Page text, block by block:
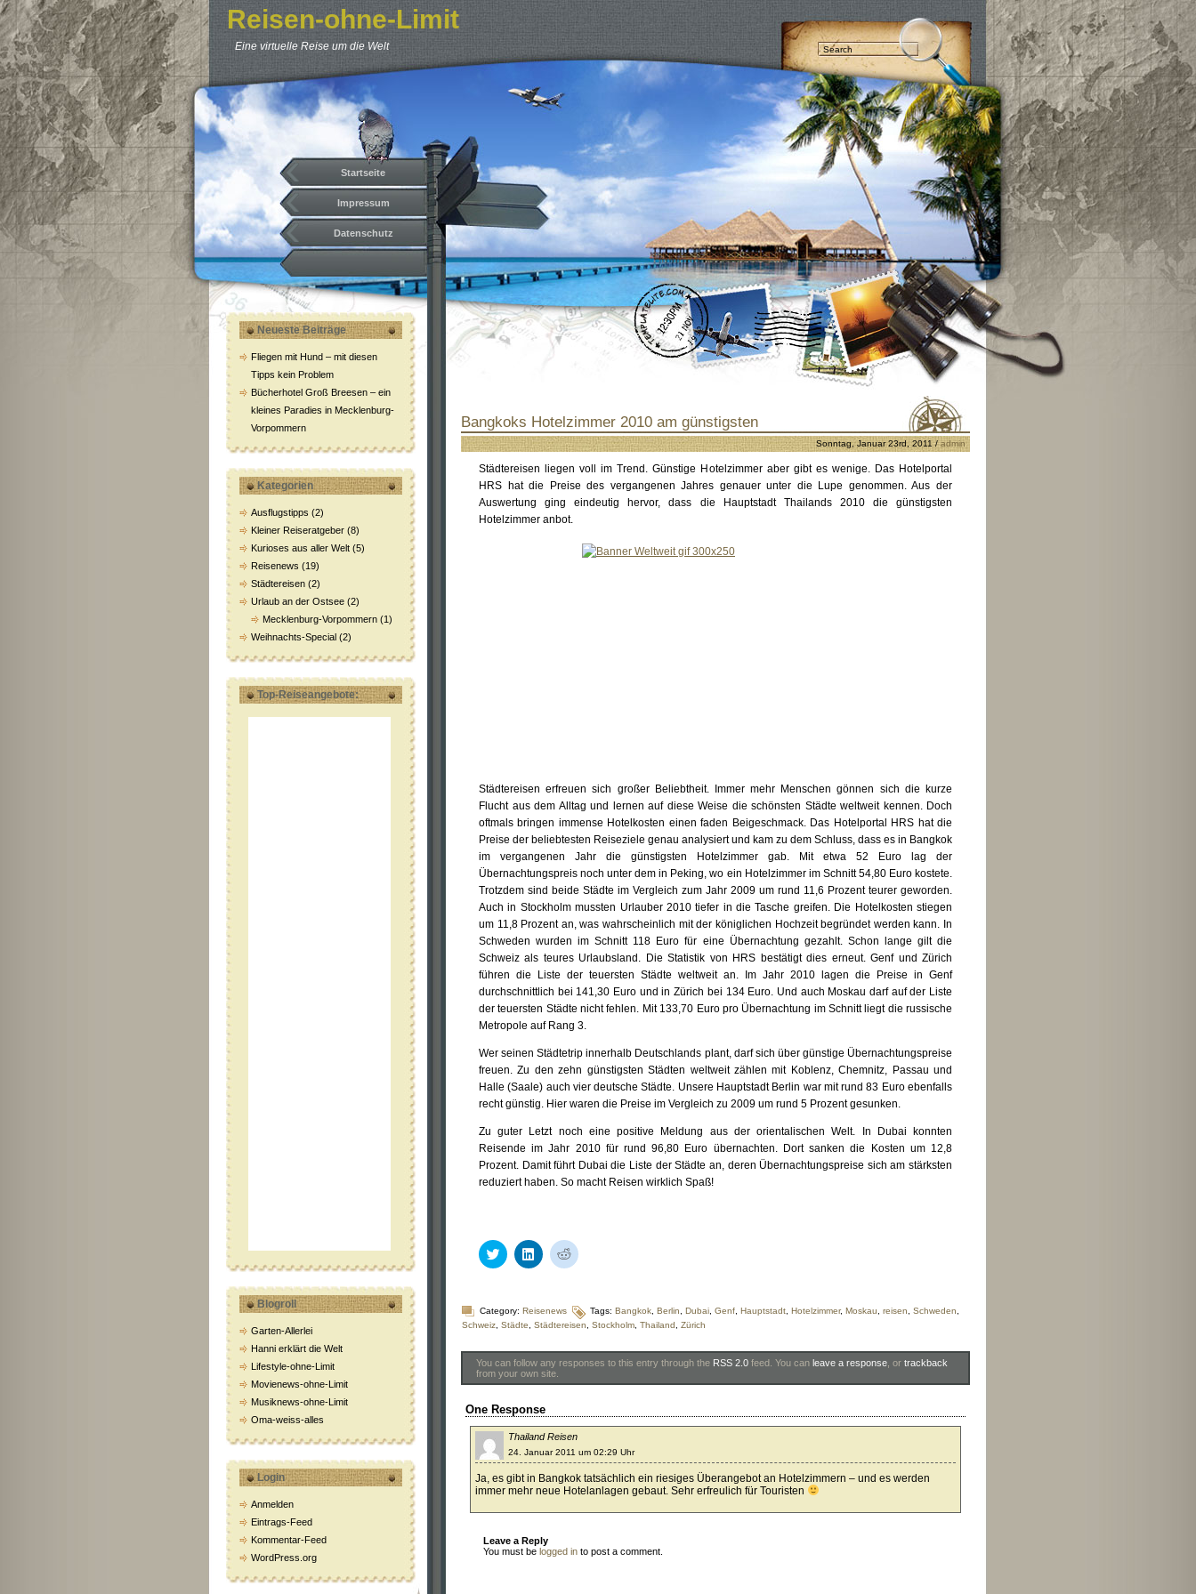
Reisen-ohne-Limit
Eine virtuelle Reise um die Welt
Startseite
Impressum
Datenschutz
Bangkoks Hotelzimmer 2010 am günstigsten
Sonntag, Januar 23rd, 2011 /admin
Städtereisen liegen voll im Trend. Günstige Hotelzimmer aber gibt es wenige. Das Hotelportal
HRS hat die Preise des vergangenen Jahres genauer unter die Lupe genommen. Aus der
Auswertung ging eindeutig hervor, dass die Hauptstadt Thailands 2010 die günstigsten
Hotelzimmer anbot.
Städtereisen erfreuen sich großer Beliebtheit. Immer mehr Menschen gönnen sich die kurze
Flucht aus dem Alltag und lernen auf diese Weise die schönsten Städte weltweit kennen. Doch
oftmals bringen immense Hotelkosten einen faden Beigeschmack. Das Hotelportal HRS hat die
Preise der beliebtesten Reiseziele genau analysiert und kam zu dem Schluss, dass es in Bangkok
im vergangenen Jahr die günstigsten Hotelzimmer gab. Mit etwa 52 Euro lag der
Übernachtungspreis noch unter dem in Peking, wo ein Hotelzimmer im Schnitt 54,80 Euro kostete.
Trotzdem sind beide Städte im Vergleich zum Jahr 2009 um rund 11,6 Prozent teurer geworden.
Auch in Stockholm mussten Urlauber 2010 tiefer in die Tasche greifen. Die Hotelkosten stiegen
um 11,8 Prozent an, was wahrscheinlich mit der königlichen Hochzeit begründet werden kann. In
Schweden wurden im Schnitt 118 Euro für eine Übernachtung gezahlt. Schon lange gilt die
Schweiz als teures Urlaubsland. Die Statistik von HRS bestätigt dies erneut. Genf und Zürich
führen die Liste der teuersten Städte weltweit an. Im Jahr 2010 lagen die Preise in Genf
durchschnittlich bei 141,30 Euro und in Zürich bei 134 Euro. Und auch Moskau darf auf der Liste
der teuersten Städte nicht fehlen. Mit 133,70 Euro pro Übernachtung im Schnitt liegt die russische
Metropole auf Rang 3.
Wer seinen Städtetrip innerhalb Deutschlands plant, darf sich über günstige Übernachtungspreise
freuen. Zu den zehn günstigsten Städten weltweit zählen mit Koblenz, Chemnitz, Passau und
Halle (Saale) auch vier deutsche Städte. Unsere Hauptstadt Berlin war mit rund 83 Euro ebenfalls
recht günstig. Hier waren die Preise im Vergleich zu 2009 um rund 5 Prozent gesunken.
Zu guter Letzt noch eine positive Meldung aus der orientalischen Welt. In Dubai konnten
Reisende im Jahr 2010 für rund 96,80 Euro übernachten. Dort sanken die Kosten um 12,8
Prozent. Damit führt Dubai die Liste der Städte an, deren Übernachtungspreise sich am stärksten
reduziert haben. So macht Reisen wirklich Spaß!
Klick,
um
teilen
(Wird
in
Fenster
geöffnet)
Klick,
um
teilen
(Wird
in
Fenster
geöffnet)
Klick,
um
teilen
(Wird
in
Fenster
geöffnet)
Category: Reisenews Tags: Bangkok Berlin Dubai Genf Hauptstadt Hotelzimmer, Moskau reisen Schweden
Schweiz Städte Städtereisen Stockholm Thailand Zürich
You can follow any responses to this entry through the RSS 2.0 feed. You can leave a response , or trackback
from your own site.
One Response
Thailand Reisen
24. Januar 2011 um 02:29 Uhr
Ja, es gibt in Bangkok tatsächlich ein riesiges Überangebot an Hotelzimmern – und es werden
immer mehr neue Hotelanlagen gebaut. Sehr erfreulich für Touristen
Leave a Reply
You must be logged in to post a comment.
Neueste Beiträge
Fliegen mit Hund – mit diesen
Tipps kein Problem
Bücherhotel Groß Breesen – ein
kleines Paradies in Mecklenburg-
Vorpommern
Kategorien
Ausflugstipps (2)
Kleiner Reiseratgeber (8)
Kurioses aus aller Welt (5)
Reisenews (19)
Städtereisen (2)
Urlaub an der Ostsee (2)
Mecklenburg-Vorpommern (1)
Weihnachts-Special (2)
Top-Reiseangebote:
Blogroll
Garten-Allerlei
Hanni erklärt die Welt
Lifestyle-ohne-Limit
Movienews-ohne-Limit
Musiknews-ohne-Limit
Oma-weiss-alles
Login
Anmelden
Eintrags-Feed
Kommentar-Feed
WordPress.org